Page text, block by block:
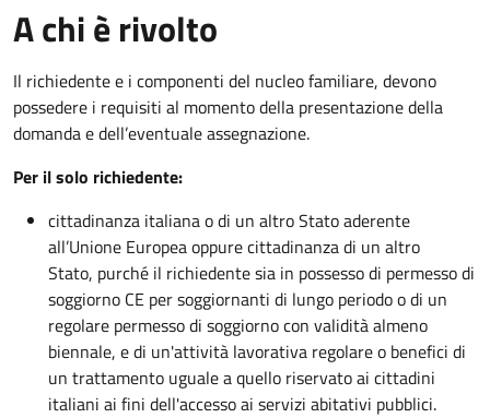
A chi è rivolto
Il richiedente e i componenti del nucleo familiare, devono
possedere i requisiti al momento della presentazione della
domanda e dell’eventuale assegnazione.
Per il solo richiedente:
cittadinanza italiana o di un altro Stato aderente
all’Unione Europea oppure cittadinanza di un altro
Stato, purché il richiedente sia in possesso di permesso di
soggiorno CE per soggiornanti di lungo periodo o di un
regolare permesso di soggiorno con validità almeno
biennale, e di un'attività lavorativa regolare o benefici di
un trattamento uguale a quello riservato ai cittadini
italiani ai fini dell'accesso ai servizi abitativi pubblici.